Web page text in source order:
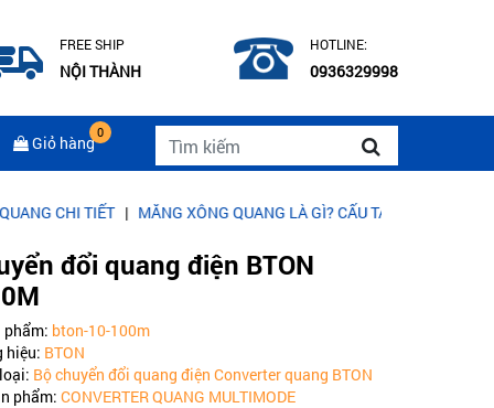
FREE SHIP
NỘI THÀNH
HOTLINE:
0936329998
Giỏ hàng
0
TIẾT|MĂNG XÔNG QUANG LÀ GÌ? CẤU TẠO CỦA MĂNG XÔNG
đổi quang điện BTON
phẩm: bton-10-100m
hiệu: BTON
Bộ chuyển đổi quang điện Converter quang BTON
phẩm: CONVERTER QUANG MULTIMODE